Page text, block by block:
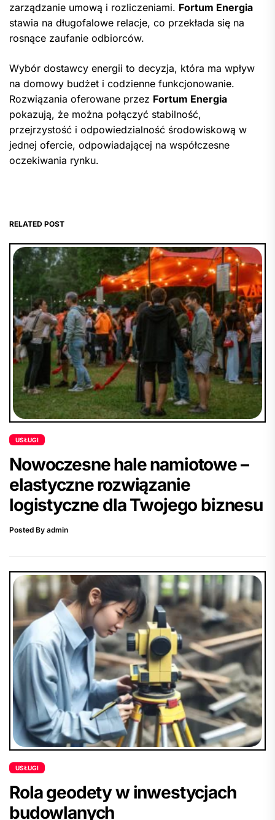
zarządzanie umową i rozliczeniami. Fortum Energia
stawia na długofalowe relacje, co przekłada się na
rosnące zaufanie odbiorców.
Wybór dostawcy energii to decyzja, która ma wpływ
na domowy budżet i codzienne funkcjonowanie.
Rozwiązania oferowane przez Fortum Energia
pokazują, że można połączyć stabilność,
przejrzystość i odpowiedzialność środowiskową w
jednej ofercie, odpowiadającej na współczesne
oczekiwania rynku.
RELATED POST
USŁUGI
Nowoczesne hale namiotowe –
elastyczne rozwiązanie
logistyczne dla Twojego biznesu
Posted By admin
USŁUGI
Rola geodety w inwestycjach
budowlanych